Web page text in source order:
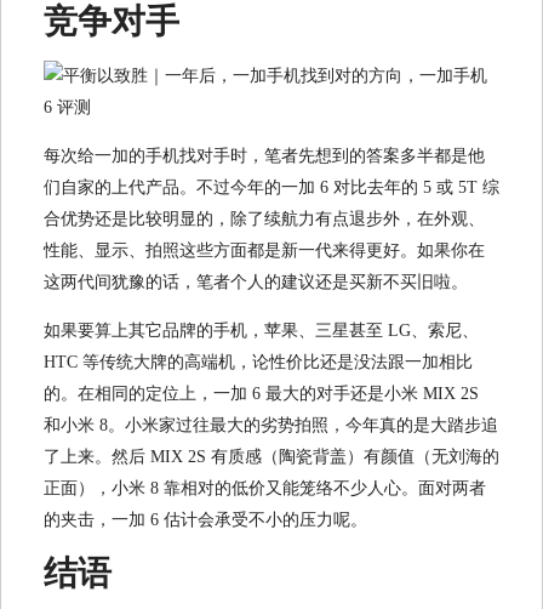
竞争对手
每次给一加的手机找对手时，笔者先想到的答案多半都是他
们自家的上代产品。不过今年的一加 6 对比去年的 5 或 5T 综
合优势还是比较明显的，除了续航力有点退步外，在外观、
性能、显示、拍照这些方面都是新一代来得更好。如果你在
这两代间犹豫的话，笔者个人的建议还是买新不买旧啦。
如果要算上其它品牌的手机，苹果、三星甚至 LG、索尼、
HTC 等传统大牌的高端机，论性价比还是没法跟一加相比
的。在相同的定位上，一加 6 最大的对手还是小米 MIX 2S
和小米 8。小米家过往最大的劣势拍照，今年真的是大踏步追
了上来。然后 MIX 2S 有质感（陶瓷背盖）有颜值（无刘海的
正面），小米 8 靠相对的低价又能笼络不少人心。面对两者
的夹击，一加 6 估计会承受不小的压力呢。
结语